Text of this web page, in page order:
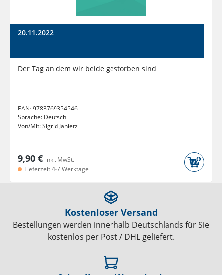
20.11.2022
Der Tag an dem wir beide gestorben sind
EAN:9783769354546
Sprache: Deutsch
Von/Mit:Sigrid Janietz
9,90 € inkl. MwSt.
Lieferzeit 4-7 Werktage
Kostenloser Versand
Bestellungen werden innerhalb Deutschlands für Sie
kostenlos per Post / DHL geliefert.